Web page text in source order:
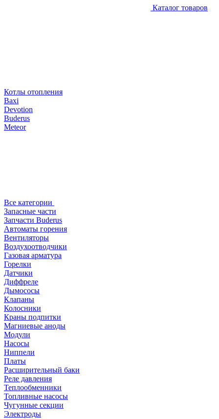
Каталог товаров
Котлы отопления
Baxi
Devotion
Buderus
Meteor
Все категории
Запасные части
Запчасти Buderus
Автоматы горения
Вентиляторы
Воздухоотводчики
Газовая арматура
Горелки
Датчики
Диффреле
Дымососы
Клапаны
Колосники
Краны подпитки
Магниевые аноды
Модули
Насосы
Ниппели
Платы
Расширительный баки
Реле давления
Теплообменники
Топливные насосы
Чугунные секции
Электроды